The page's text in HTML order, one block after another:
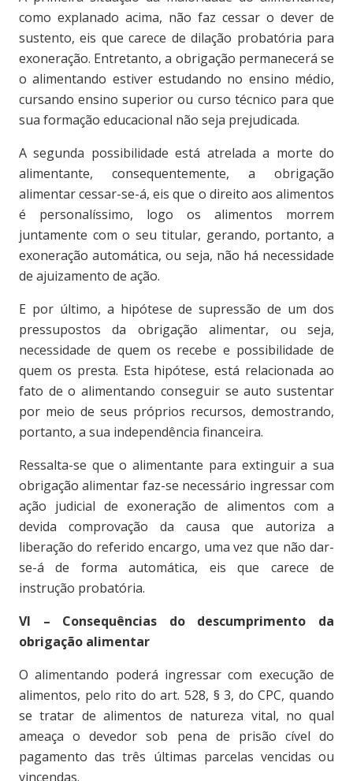
como explanado acima, não faz cessar o dever de
sustento, eis que carece de dilação probatória para
exoneração. Entretanto, a obrigação permanecerá se
o alimentando estiver estudando no ensino médio,
cursando ensino superior ou curso técnico para que
sua formação educacional não seja prejudicada.
A segunda possibilidade está atrelada a morte do
alimentante, consequentemente, a obrigação
alimentar cessar-se-á, eis que o direito aos alimentos
é personalíssimo, logo os alimentos morrem
juntamente com o seu titular, gerando, portanto, a
exoneração automática, ou seja, não há necessidade
de ajuizamento de ação.
E por último, a hipótese de supressão de um dos
pressupostos da obrigação alimentar, ou seja,
necessidade de quem os recebe e possibilidade de
quem os presta. Esta hipótese, está relacionada ao
fato de o alimentando conseguir se auto sustentar
por meio de seus próprios recursos, demostrando,
portanto, a sua independência financeira.
Ressalta-se que o alimentante para extinguir a sua
obrigação alimentar faz-se necessário ingressar com
ação judicial de exoneração de alimentos com a
devida comprovação da causa que autoriza a
liberação do referido encargo, uma vez que não dar-
se-á de forma automática, eis que carece de
instrução probatória.
VI – Consequências do descumprimento da
obrigação alimentar
O alimentando poderá ingressar com execução de
alimentos, pelo rito do art. 528, § 3, do CPC, quando
se tratar de alimentos de natureza vital, no qual
ameaça o devedor sob pena de prisão cível do
pagamento das três últimas parcelas vencidas ou
vincendas.